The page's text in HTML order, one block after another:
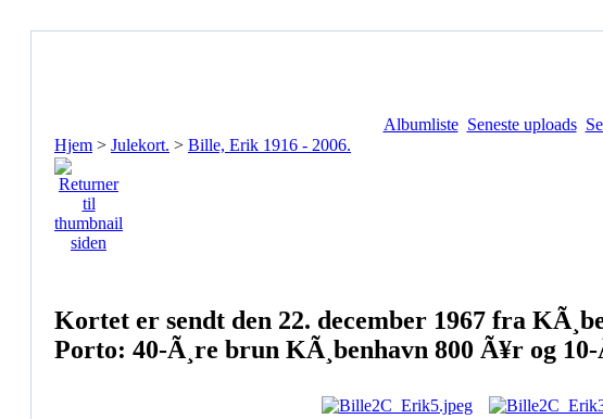
Albumliste Seneste uploads
Hjem > Julekort. > Bille, Erik 1916 - 2006.
Kortet er sendt den 22. december 1967 fra
Porto: 40-Ã¸re brun KÃ¸benhavn 800 Ã¥r og 10-